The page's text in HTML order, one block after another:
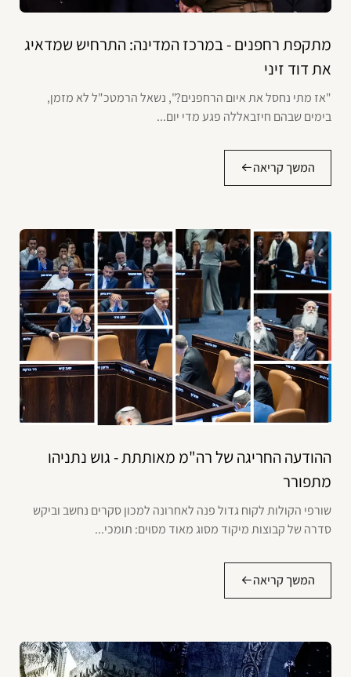
מתקפת רחפנים - במרכז המדינה: התרחיש שמדאיג
את דוד זיני
"אז מתי נחסל את איום הרחפנים?", נשאל הרמטכ"ל לא מזמן,
בימים שבהם חיזבאללה פגע מדי יום...
המשך קריאה
ההודעה החריגה של רה"מ מאותתת - גוש נתניהו
מתפורר
שורפי הקולות לקוח גדול פנה לאחרונה למכון סקרים נחשב וביקש
סדרה של קבוצות מיקוד מסוג מאוד מסוים: תומכי...
המשך קריאה